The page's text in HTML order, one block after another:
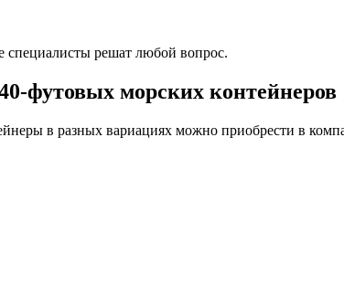
решат любой вопрос.
футовых морских контейнеров
в разных вариациях можно приобрести в